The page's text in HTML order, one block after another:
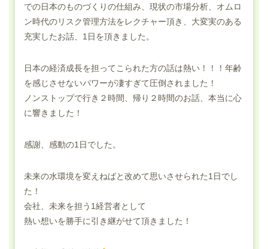
での日本のものづくりの仕組み、現状の市場分析、オムロ
ン時代のリスク管理方法をレクチャー頂き、大変実のある
充実したお話、1日を頂きました。
日本の経済成長を担ってこられた方の話は熱い！！！年齢
を感じさせないパワーが凄すぎて圧倒されました！
ノンストップで行き２時間、帰り２時間のお話、本当に心
に響きました！
感謝、感動の1日でした。
未来の水環境を変えねばと改めて思いさせられた1日でし
た！
会社、未来を担う1経営者として
熱い想いを勝手に引き継がせて頂きました！